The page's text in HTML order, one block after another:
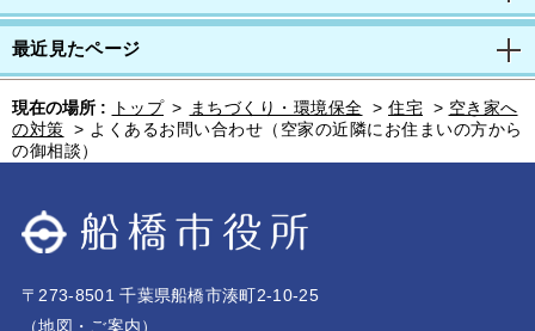
最近見たページ
現在の場所 : トップ > まちづくり・環境保全 > 住宅 > 空き家へ
の対策 > よくあるお問い合わせ（空家の近隣にお住まいの方から
の御相談）
〒273-8501 千葉県船橋市湊町2-10-25
（地図・ご案内）